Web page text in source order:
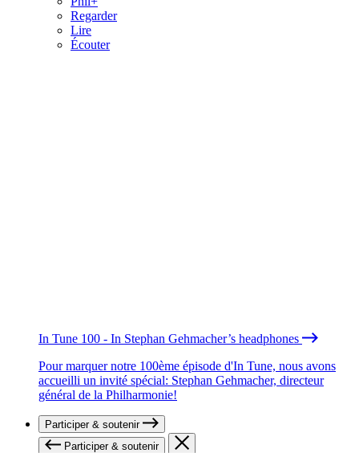
Regarder
Lire
Écouter
In Tune 100 - In Stephan Gehmacher’s headphones
Pour marquer notre 100ème épisode d'In Tune, nous avons
accueilli un invité spécial: Stephan Gehmacher, directeur
général de la Philharmonie!
Participer & soutenir
Participer & soutenir